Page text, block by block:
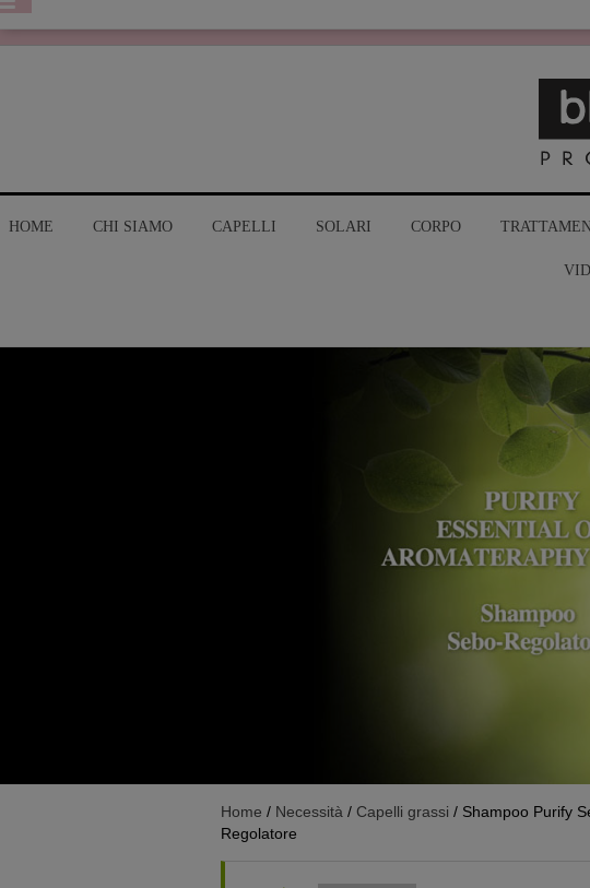
HOME CHI SIAMO CAPELLI SOLARI CORPO
Home / Necessità / Capelli grassi / Shampoo Purify
Regolatore